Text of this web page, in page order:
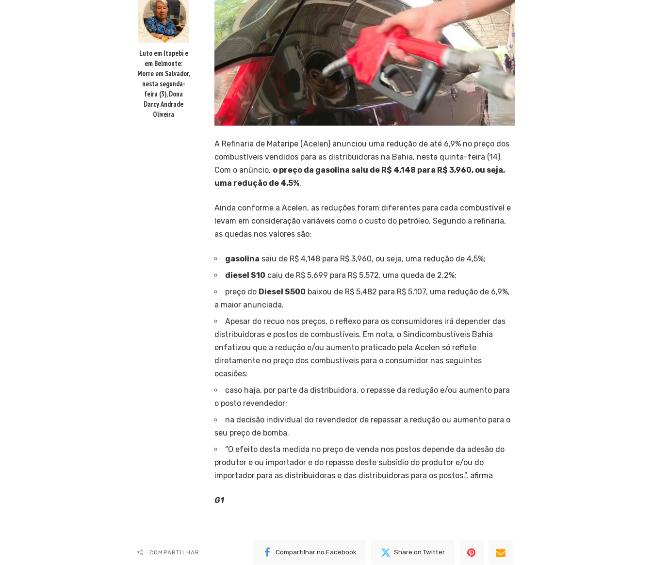
Luto em Itapebi e
em Belmonte:
Morre em Salvador,
nesta segunda-
feira (3), Dona
Darcy Andrade
Oliveira
A Refinaria de Mataripe (Acelen) anunciou uma redução de até 6,9% no preço dos
combustíveis vendidos para as distribuidoras na Bahia, nesta quinta-feira (14).
Com o anúncio, o preço da gasolina saiu de R$ 4,148 para R$ 3,960, ou seja,
uma redução de 4,5%.
Ainda conforme a Acelen, as reduções foram diferentes para cada combustível e
levam em consideração variáveis como o custo do petróleo. Segundo a refinaria,
as quedas nos valores são:
gasolina saiu de R$ 4,148 para R$ 3,960, ou seja, uma redução de 4,5%;
diesel S10 caiu de R$ 5,699 para R$ 5,572, uma queda de 2,2%;
preço do Diesel S500 baixou de R$ 5,482 para R$ 5,107, uma redução de 6,9%,
a maior anunciada.
Apesar do recuo nos preços, o reflexo para os consumidores irá depender das
distribuidoras e postos de combustíveis. Em nota, o Sindicombustíveis Bahia
enfatizou que a redução e/ou aumento praticado pela Acelen só reflete
diretamente no preço dos combustíveis para o consumidor nas seguintes
ocasiões:
caso haja, por parte da distribuidora, o repasse da redução e/ou aumento para
o posto revendedor;
na decisão individual do revendedor de repassar a redução ou aumento para o
seu preço de bomba.
“O efeito desta medida no preço de venda nos postos depende da adesão do
produtor e ou importador e do repasse deste subsídio do produtor e/ou do
importador para as distribuidoras e das distribuidoras para os postos.”, afirma
G1
COMPARTILHAR Compartilhar no Facebook Share on Twitter